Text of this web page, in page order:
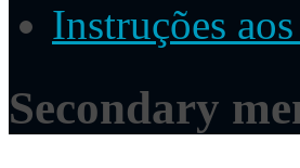
Instruções
Secondary